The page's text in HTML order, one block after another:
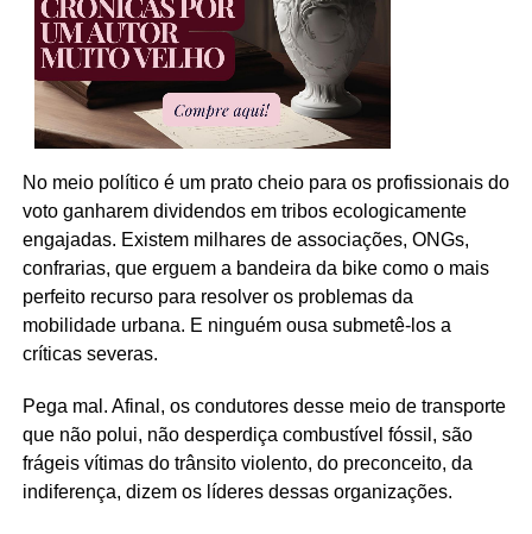
No meio político é um prato cheio para os profissionais do
voto ganharem dividendos em tribos ecologicamente
engajadas. Existem milhares de associações, ONGs,
confrarias, que erguem a bandeira da bike como o mais
perfeito recurso para resolver os problemas da
mobilidade urbana. E ninguém ousa submetê-los a
críticas severas.
Pega mal. Afinal, os condutores desse meio de transporte
que não polui, não desperdiça combustível fóssil, são
frágeis vítimas do trânsito violento, do preconceito, da
indiferença, dizem os líderes dessas organizações.